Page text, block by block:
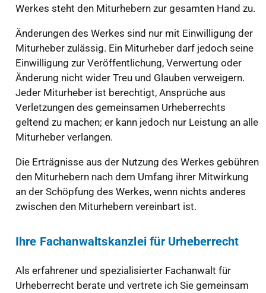
Werkes steht den Miturhebern zur gesamten Hand zu.
Änderungen des Werkes sind nur mit Einwilligung der
Miturheber zulässig. Ein Miturheber darf jedoch seine
Einwilligung zur Veröffentlichung, Verwertung oder
Änderung nicht wider Treu und Glauben verweigern.
Jeder Miturheber ist berechtigt, Ansprüche aus
Verletzungen des gemeinsamen Urheberrechts
geltend zu machen; er kann jedoch nur Leistung an alle
Miturheber verlangen.
Die Erträgnisse aus der Nutzung des Werkes gebühren
den Miturhebern nach dem Umfang ihrer Mitwirkung
an der Schöpfung des Werkes, wenn nichts anderes
zwischen den Miturhebern vereinbart ist.
Ihre Fachanwaltskanzlei für Urheberrecht
Als erfahrener und spezialisierter Fachanwalt für
Urheberrecht berate und vertrete ich Sie gemeinsam